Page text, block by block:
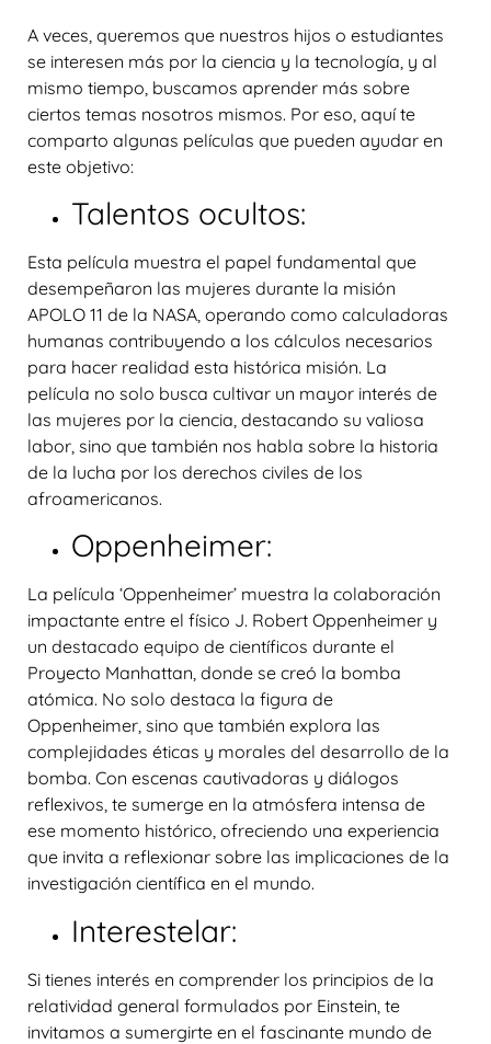
A veces, queremos que nuestros hijos o estudiantes
se interesen más por la ciencia y la tecnología, y al
mismo tiempo, buscamos aprender más sobre
ciertos temas nosotros mismos. Por eso, aquí te
comparto algunas películas que pueden ayudar en
este objetivo:
Talentos ocultos:
Esta película muestra el papel fundamental que
desempeñaron las mujeres durante la misión
APOLO 11 de la NASA, operando como calculadoras
humanas contribuyendo a los cálculos necesarios
para hacer realidad esta histórica misión. La
película no solo busca cultivar un mayor interés de
las mujeres por la ciencia, destacando su valiosa
labor, sino que también nos habla sobre la historia
de la lucha por los derechos civiles de los
afroamericanos.
Oppenheimer:
La película ‘Oppenheimer’ muestra la colaboración
impactante entre el físico J. Robert Oppenheimer y
un destacado equipo de científicos durante el
Proyecto Manhattan, donde se creó la bomba
atómica. No solo destaca la figura de
Oppenheimer, sino que también explora las
complejidades éticas y morales del desarrollo de la
bomba. Con escenas cautivadoras y diálogos
reflexivos, te sumerge en la atmósfera intensa de
ese momento histórico, ofreciendo una experiencia
que invita a reflexionar sobre las implicaciones de la
investigación científica en el mundo.
Interestelar:
Si tienes interés en comprender los principios de la
relatividad general formulados por Einstein, te
invitamos a sumergirte en el fascinante mundo de